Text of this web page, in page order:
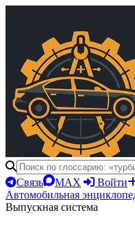
Связь MAX Войти
Автомобильная
Выпускная система